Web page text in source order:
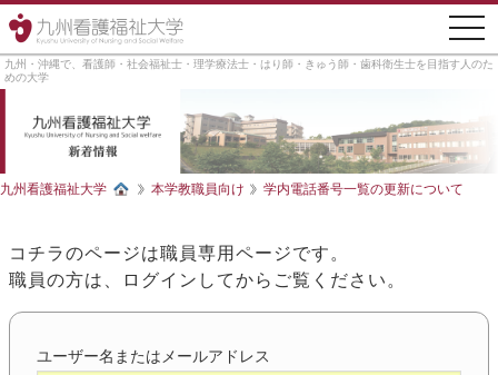
九州・沖縄で、看護師・社会福祉士・理学療法士・はり師・きゅう師・歯科衛生士を目指す人のた
めの大学
九州看護福祉大学 本学教職員向け 学内電話番号一覧の更新について
コチラのページは職員専用ページです。
職員の方は、ログインしてからご覧ください。
ユーザー名またはメールアドレス